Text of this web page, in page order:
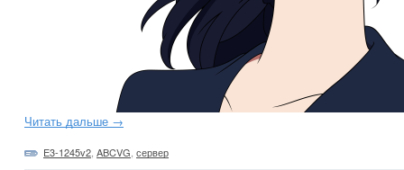
Читать дальше →
E3-1245v2 ABCVG сервер